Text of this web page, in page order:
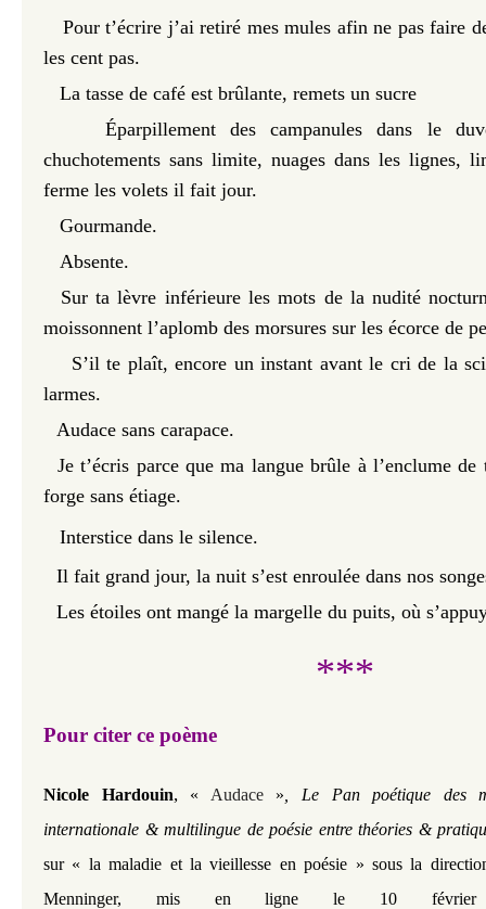
Pour t’écrire j’ai retiré mes mules afin ne pas faire
les cent pas.
La tasse de café est brûlante, remets un sucre
Éparpillement des campanules dans le
chuchotements sans limite, nuages dans les lignes,
ferme les volets il fait jour.
Gourmande.
Absente.
Sur ta lèvre inférieure les mots de la nudité
moissonnent l’aplomb des morsures sur les écorce de
S’il te plaît, encore un instant avant le cri de la
larmes.
Audace sans carapace.
Je t’écris parce que ma langue brûle à l’enclume
forge sans étiage.
Interstice dans le silence.
Il fait grand jour, la nuit s’est enroulée dans nos
Les étoiles ont mangé la margelle du puits, où
***
Pour citer ce poème
Nicole Hardouin, « Audace » , Le Pan poétique des
internationale & multilingue de poésie entre théories &
sur « la maladie et la vieillesse en poésie » sous la
Menninger, mis en ligne le 10